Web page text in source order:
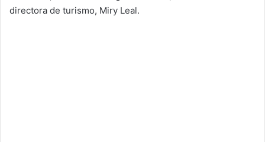
directora de turismo, Miry Leal.